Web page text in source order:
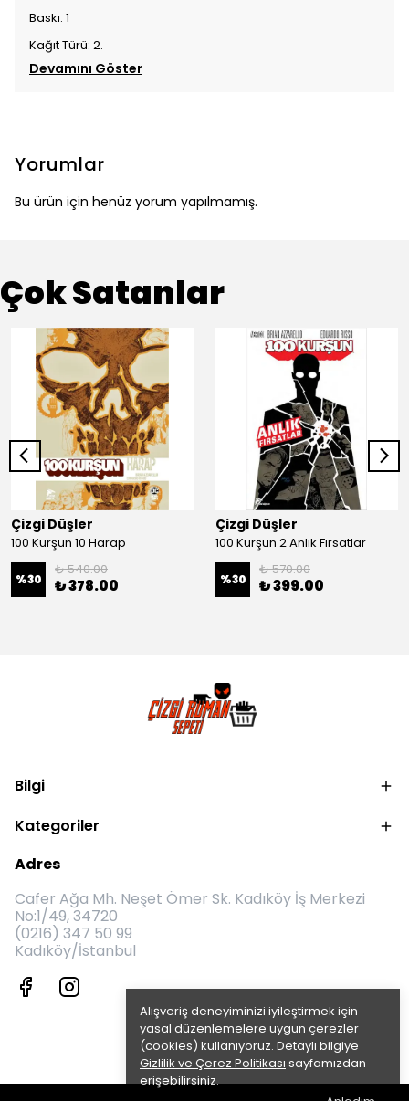
Alışveriş deneyiminizi iyileştirmek için
yasal düzenlemelere uygun çerezler
(cookies) kullanıyoruz. Detaylı bilgiye
Gizlilik ve Çerez Politikası sayfamızdan
erişebilirsiniz.
Baskı: 1
Kağıt Türü: 2.
Devamını Göster
Yorumlar
Bu ürün için henüz yorum yapılmamış.
Çok Satanlar
Çizgi Düşler
100 Kurşun 10 Harap
%30
₺ 540.00
₺ 378.00
Çizgi Düşler
100 Kurşun 2 Anlık Fırsatlar
%30
₺ 570.00
₺ 399.00
Bilgi
Kategoriler
Adres
Cafer Ağa Mh. Neşet Ömer Sk. Kadıköy İş Merkezi
No:1/49, 34720
(0216) 347 50 99
Kadıköy/İstanbul